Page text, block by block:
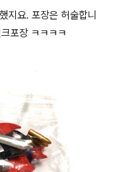
지요. 포장은 허술합니
포장 ㅋㅋㅋㅋ